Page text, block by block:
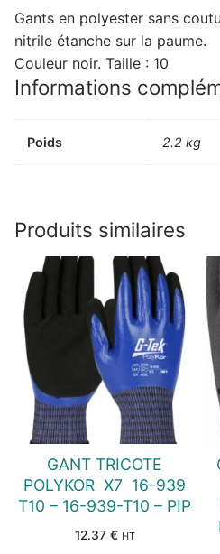
Gants en polyester sans
nitrile étanche sur la paume.
Couleur noir. Taille : 10
Informations
Poids 2.2 kg
Produits similaires
GANT TRICOTE
POLYKOR  X7  16-939
T10 – 16-939-T10 – PIP
12.37 € HT